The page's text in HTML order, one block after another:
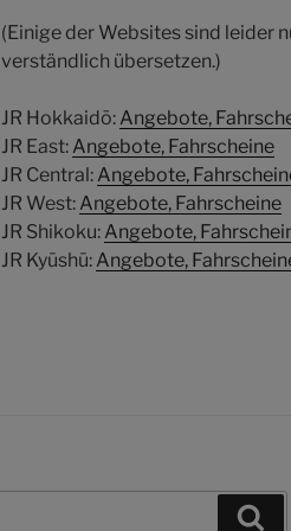
(Einige der Websites sind leider
verständlich übersetzen.)
JR Hokkaidō: Angebote,
JR East: Angebote, Fahrscheine
JR Central: Angebote,
JR West: Angebote, Fahrscheine
JR Shikoku: Angebote,
JR Kyūshū: Angebote,